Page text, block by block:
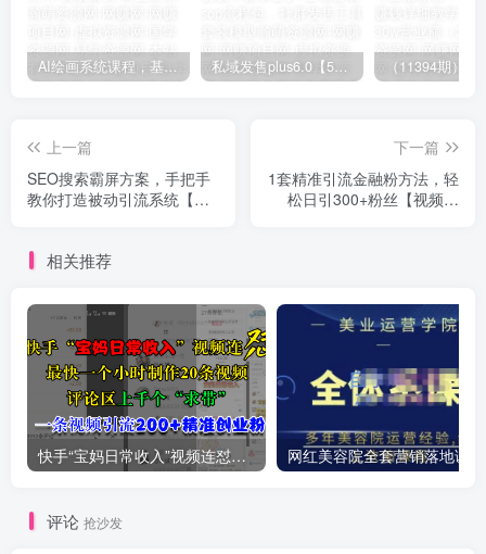
AI绘画系统课程，基础入门-实战案例-商业应用 私域发售plus6.0【5月份线下课录音】/全域套装sop流程包，社群发售工具套装模型
上一篇
SEO搜索霸屏方案，手把手
教你打造被动引流系统【视
下一篇
1套精准引流金融粉方法，轻
松日引300+粉丝【视频课
相关推荐
快手“宝妈日常收入”视频连怼，最快一个小时制作20条视频，评论区上千个“求带”，一条视频引流200+精准创业粉
评论 抢沙发